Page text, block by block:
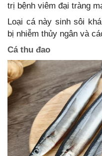
trị bệnh viêm đại tràng
Loại cá này sinh sôi
bị nhiễm thủy ngân và
Cá thu đao